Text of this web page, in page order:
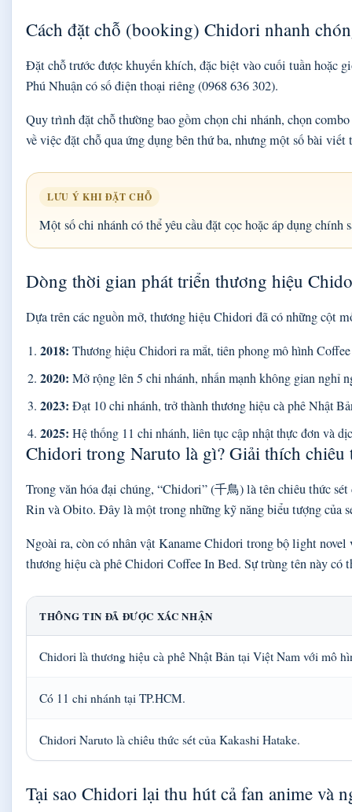
Cách đặt chỗ (booking) Chidori nhanh
Đặt chỗ trước được khuyến khích, đặc biệt vào cuối tuần hoặc
Phú Nhuận có số điện thoại riêng (0968 636 302).
Quy trình đặt chỗ thường bao gồm chọn chi nhánh, chọn
về việc đặt chỗ qua ứng dụng bên thứ ba, nhưng một số bài
LƯU Ý KHI ĐẶT CHỖ
Một số chi nhánh có thể yêu cầu đặt cọc hoặc áp dụng
Dòng thời gian phát triển thương hiệu
Dựa trên các nguồn mở, thương hiệu Chidori đã có những cột
2018: Thương hiệu Chidori ra mắt, tiên phong mô hình
2020: Mở rộng lên 5 chi nhánh, nhấn mạnh không gian nghỉ
2023: Đạt 10 chi nhánh, trở thành thương hiệu cà phê Nhật
2025: Hệ thống 11 chi nhánh, liên tục cập nhật thực đơn và
Chidori trong Naruto là gì? Giải thích chiêu
Trong văn hóa đại chúng, “Chidori” (千鳥) là tên chiêu thức
Rin và Obito. Đây là một trong những kỹ năng biểu tượng của
Ngoài ra, còn có nhân vật Kaname Chidori trong bộ light
thương hiệu cà phê Chidori Coffee In Bed. Sự trùng tên này
THÔNG TIN ĐÃ ĐƯỢC XÁC NHẬN
Chidori là thương hiệu cà phê Nhật Bản tại Việt Nam với mô
Có 11 chi nhánh tại TP.HCM.
Chidori Naruto là chiêu thức sét của Kakashi Hatake.
Tại sao Chidori lại thu hút cả fan anime và